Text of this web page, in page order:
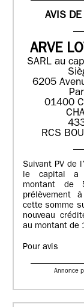
AVIS DE
ARVE
SARL au
6205
01400
RCS
Suivant PV de
le capital a
montant
prélèvement
cette somme
nouveau
au montant de
Pour avis
Annonce